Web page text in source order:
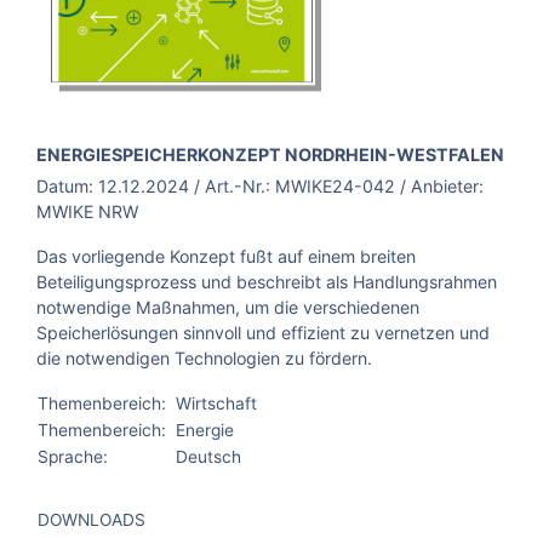
BROSCHÜRE:
ENERGIESPEICHERKONZEPT NORDRHEIN-WESTFALEN
Datum: 12.12.2024 / Art.-Nr.: MWIKE24-042 / Anbieter:
MWIKE NRW
Das vorliegende Konzept fußt auf einem breiten
Beteiligungsprozess und beschreibt als Handlungsrahmen
notwendige Maßnahmen, um die verschiedenen
Speicherlösungen sinnvoll und effizient zu vernetzen und
die notwendigen Technologien zu fördern.
Themenbereich: Wirtschaft
Themenbereich:
Energie
Sprache:
Deutsch
DOWNLOADS